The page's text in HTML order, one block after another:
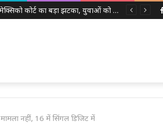
नहीं, 16 में सिंगल डिजिट में